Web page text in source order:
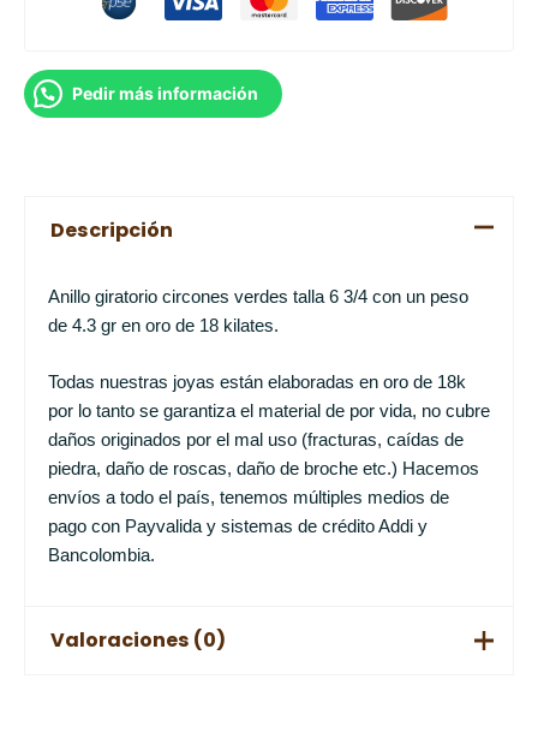
Pedir más información
Descripción
Anillo giratorio circones verdes talla 6 3/4 con un peso
de 4.3 gr en oro de 18 kilates.
Todas nuestras joyas están elaboradas en oro de 18k
por lo tanto se garantiza el material de por vida, no cubre
daños originados por el mal uso (fracturas, caídas de
piedra, daño de roscas, daño de broche etc.) Hacemos
envíos a todo el país, tenemos múltiples medios de
pago con Payvalida y sistemas de crédito Addi y
Bancolombia.
Valoraciones (0)